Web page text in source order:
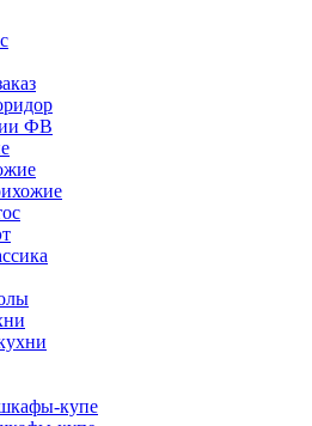
ФВ
купе